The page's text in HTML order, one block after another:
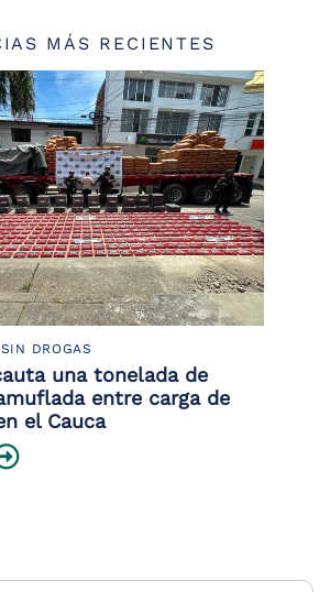
MÁS RECIENTES
DROGAS
una tonelada de
entre carga de
el Cauca